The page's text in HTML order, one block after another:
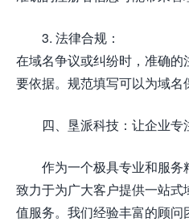
3. 法律合规：
在域名争议或纠纷时，准确
要依据。规范填写可以为域名
四、垦派科技：让企业
作为一个极具专业和服
致力于为广大客户提供一站
值服务。我们经验丰富的顾